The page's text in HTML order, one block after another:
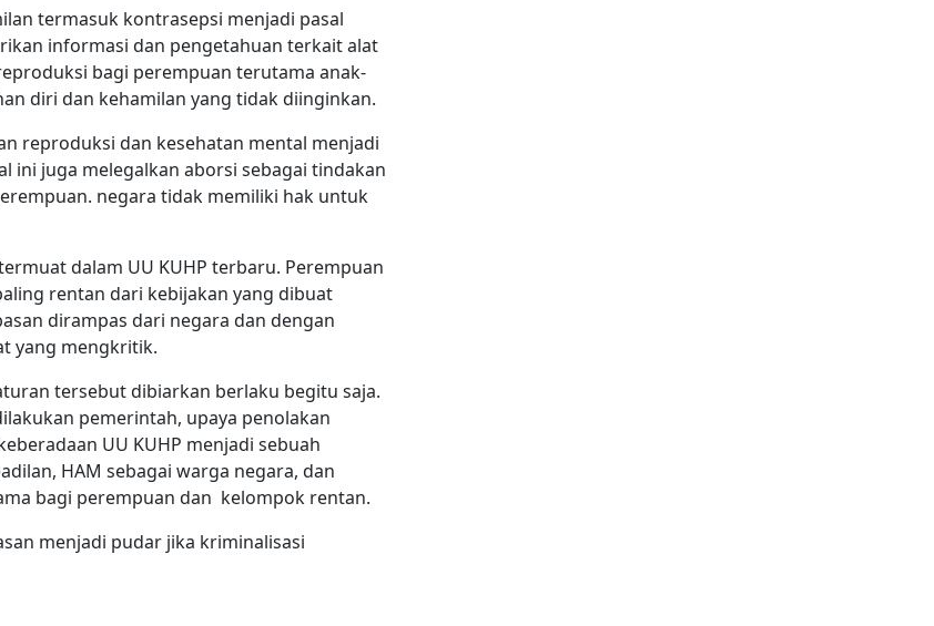
termasuk kontrasepsi menjadi pasal
informasi dan pengetahuan terkait alat
bagi perempuan terutama anak-
diri dan kehamilan yang tidak diinginkan.
reproduksi dan kesehatan mental menjadi
ini juga melegalkan aborsi sebagai tindakan
negara tidak memiliki hak untuk
dalam UU KUHP terbaru. Perempuan
rentan dari kebijakan yang dibuat
dirampas dari negara dan dengan
yang mengkritik.
tersebut dibiarkan berlaku begitu saja.
pemerintah, upaya penolakan
UU KUHP menjadi sebuah
, HAM sebagai warga negara, dan
bagi perempuan dan kelompok rentan.
menjadi pudar jika kriminalisasi